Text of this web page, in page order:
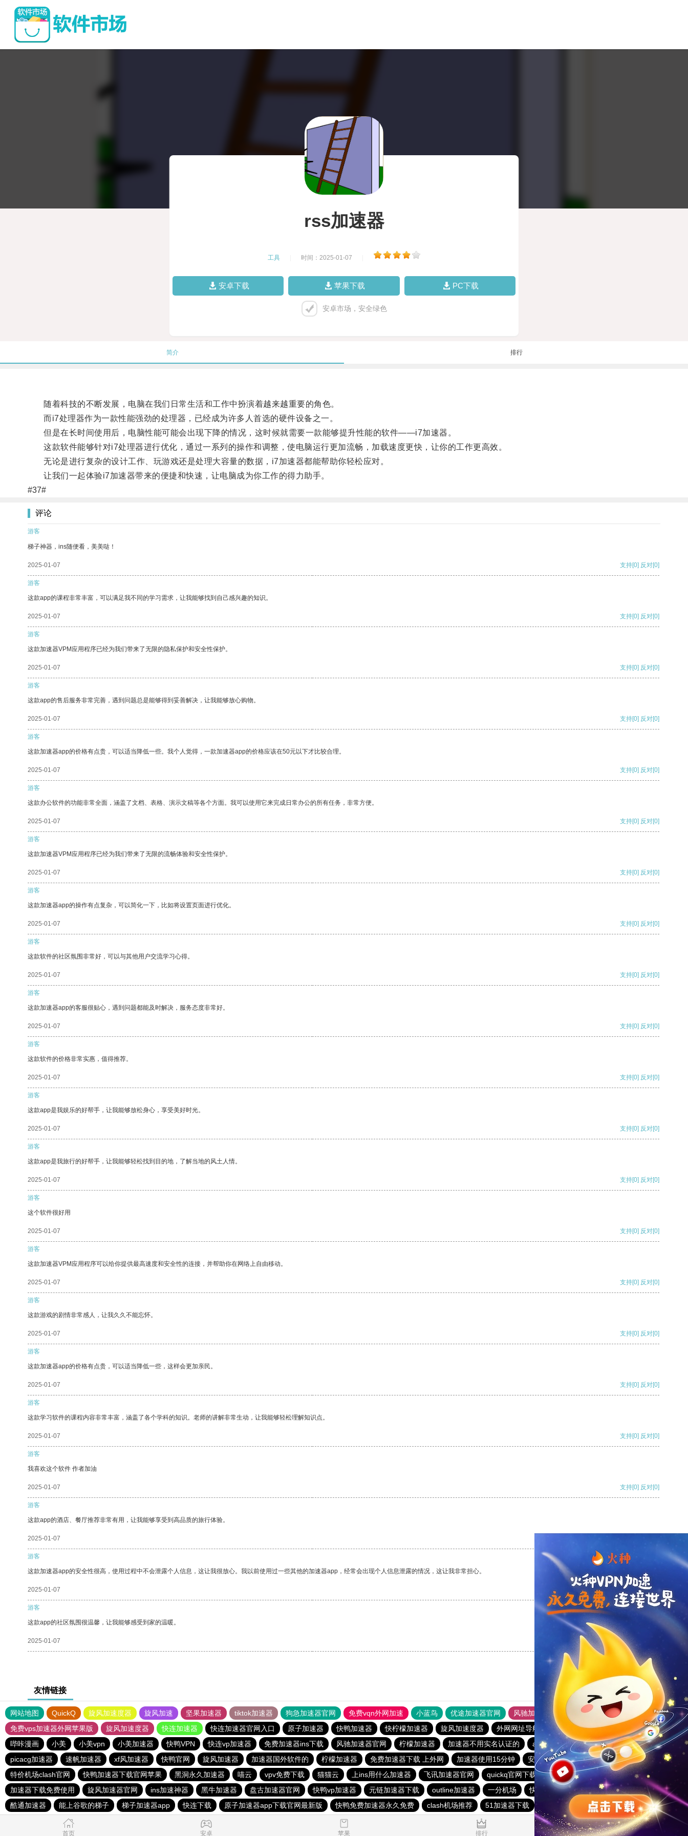
rss加速器
工具 时间：2025-01-07
安卓下载 苹果下载 PC下载
安卓市场，安全绿色
简介 排行
随着科技的不断发展，电脑在我们日常生活和工作中扮演着越来越重要的角色。
而i7处理器作为一款性能强劲的处理器，已经成为许多人首选的硬件设备之一。
但是在长时间使用后，电脑性能可能会出现下降的情况，这时候就需要一款能够提升性能的软件——i7加速器。
这款软件能够针对i7处理器进行优化，通过一系列的操作和调整，使电脑运行更加流畅，加载速度更快，让你的工作更高效。
无论是进行复杂的设计工作、玩游戏还是处理大容量的数据，i7加速器都能帮助你轻松应对。
让我们一起体验i7加速器带来的便捷和快速，让电脑成为你工作的得力助手。
#37#
评论
游客
梯子神器，ins随便看，美美哒！
2025-01-07 支持[0] 反对[0]
游客
这款app的课程非常丰富，可以满足我不同的学习需求，让我能够找到自己感兴趣的知识。
2025-01-07 支持[0] 反对[0]
游客
这款加速器VPM应用程序已经为我们带来了无限的隐私保护和安全性保护。
2025-01-07 支持[0] 反对[0]
游客
这款app的售后服务非常完善，遇到问题总是能够得到妥善解决，让我能够放心购物。
2025-01-07 支持[0] 反对[0]
游客
这款加速器app的价格有点贵，可以适当降低一些。我个人觉得，一款加速器app的价格应该在50元以下才比较合理。
2025-01-07 支持[0] 反对[0]
游客
这款办公软件的功能非常全面，涵盖了文档、表格、演示文稿等各个方面。我可以使用它来完成日常办公的所有任务，非常方便。
2025-01-07 支持[0] 反对[0]
游客
这款加速器VPM应用程序已经为我们带来了无限的流畅体验和安全性保护。
2025-01-07 支持[0] 反对[0]
游客
这款加速器app的操作有点复杂，可以简化一下，比如将设置页面进行优化。
2025-01-07 支持[0] 反对[0]
游客
这款软件的社区氛围非常好，可以与其他用户交流学习心得。
2025-01-07 支持[0] 反对[0]
游客
这款加速器app的客服很贴心，遇到问题都能及时解决，服务态度非常好。
2025-01-07 支持[0] 反对[0]
游客
这款软件的价格非常实惠，值得推荐。
2025-01-07 支持[0] 反对[0]
游客
这款app是我娱乐的好帮手，让我能够放松身心，享受美好时光。
2025-01-07 支持[0] 反对[0]
游客
这款app是我旅行的好帮手，让我能够轻松找到目的地，了解当地的风土人情。
2025-01-07 支持[0] 反对[0]
游客
这个软件很好用
2025-01-07 支持[0] 反对[0]
游客
这款加速器VPM应用程序可以给你提供最高速度和安全性的连接，并帮助你在网络上自由移动。
2025-01-07 支持[0] 反对[0]
游客
这款游戏的剧情非常感人，让我久久不能忘怀。
2025-01-07 支持[0] 反对[0]
游客
这款加速器app的价格有点贵，可以适当降低一些，这样会更加亲民。
2025-01-07 支持[0] 反对[0]
游客
这款学习软件的课程内容非常丰富，涵盖了各个学科的知识。老师的讲解非常生动，让我能够轻松理解知识点。
2025-01-07 支持[0] 反对[0]
游客
我喜欢这个软件 作者加油
2025-01-07 支持[0] 反对[0]
游客
这款app的酒店、餐厅推荐非常有用，让我能够享受到高品质的旅行体验。
2025-01-07
游客
这款加速器app的安全性很高，使用过程中不会泄露个人信息，这让我很放心。我以前使用过一些其他的加速器app，经常会出现个人信息泄露的情况，这让我非常担心。
2025-01-07 支持 [0] 反对 [0]
游客
这款app的社区氛围很温馨，让我能够感受到家的温暖。
2025-01-07 支持
友情链接
网站地图 QuickQ 旋风加速度器 旋风加速 坚果加速器 tiktok加速器 狗急加速器官网 免费vqn外网加速 小蓝鸟 优途加速器官网 风驰加速器
旋风加速器
免费vps加速器外网苹果版
旋风加速度器 快连加速器 快连加速器官网入口 原子加速器 快鸭加速器 快柠檬加速器 旋风加速度器 外网网址导航 软件中心 雷霆加速
狂飙加速器
哔咔漫画
小美 小美vpn 小美加速器 快鸭VPN 快连vp加速器 免费加速器ins下载 风驰加速器官网 柠檬加速器 加速器不用实名认证的 aurora加速器
快鸭免费加速器永久免费
picacg加速器
速帆加速器 xf风加速器 快鸭官网 旋风加速器 加速器国外软件的 柠檬加速器 免费加速器下载 上外网 加速器使用15分钟 安易加速器永久免费版
油管加速器
特价机场clash官网
快鸭加速器下载官网苹果 黑洞永久加速器 喵云 vpv免费下载 猫猫云 上ins用什么加速器 飞讯加速器官网 quickq官网下载
快鸭加速器下载官网苹果
加速器下载免费使用
旋风加速器官网 ins加速神器 黑牛加速器 盘古加速器官网 快鸭vp加速器 元链加速器下载 outline加速器 一分机场 快鸭加速器 云梯加速
快鸭
酷通加速器
能上谷歌的梯子 梯子加速器app 快连下载 原子加速器app下载官网最新版 快鸭免费加速器永久免费 clash机场推荐 51加速器下载
首页 安卓 苹果 排行 推荐